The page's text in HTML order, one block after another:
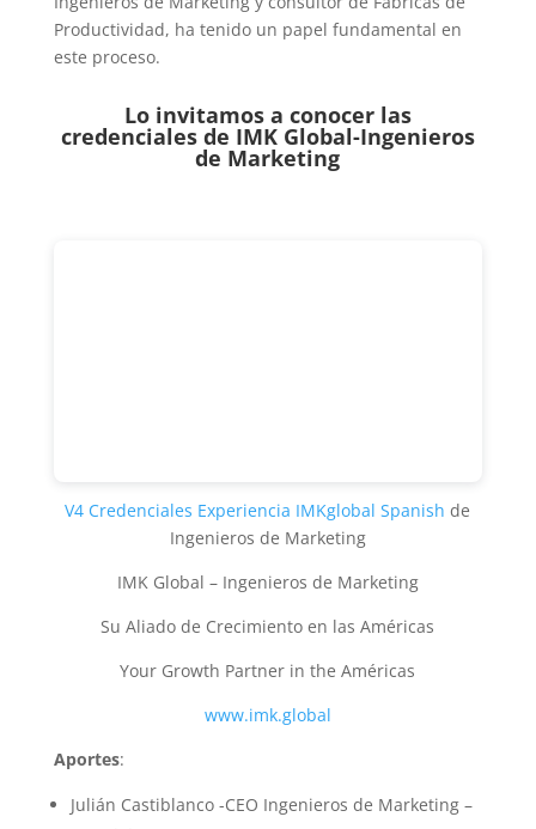
Productividad, ha tenido un papel fundamental en
este proceso.
Lo invitamos a conocer las
credenciales de IMK Global-Ingenieros
de Marketing
V4 Credenciales Experiencia IMKglobal Spanish de
Ingenieros de Marketing
IMK Global – Ingenieros de Marketing
Su Aliado de Crecimiento en las Américas
Your Growth Partner in the Américas
www.imk.global
Aportes:
Julián Castiblanco -CEO Ingenieros de Marketing –